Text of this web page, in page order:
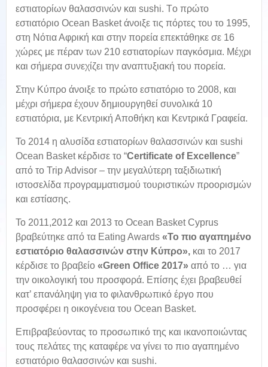
εστιατορίων θαλασσινών και sushi. Tο πρώτο
εστιατόριο Ocean Basket άνοιξε τις πόρτες του το 1995,
στη Νότια Αφρική και στην πορεία επεκτάθηκε σε 16
χώρες με πέραν των 210 εστιατορίων παγκόσμια. Μέχρι
και σήμερα συνεχίζει την αναπτυξιακή του πορεία.
Στην Κύπρο άνοιξε το πρώτο εστιατόριο το 2008, και
μέχρι σήμερα έχουν δημιουργηθεί συνολικά 10
εστιατόρια, με Κεντρική Αποθήκη και Κεντρικά Γραφεία.
Το 2014 η αλυσίδα εστιατορίων θαλασσινών και sushi
Ocean Basket κέρδισε το “Certificate of Excellence”
από το Trip Advisor – την μεγαλύτερη ταξιδιωτική
ιστοσελίδα προγραμματισμού τουριστικών προορισμών
και εστίασης.
Το 2011,2012 και 2013 το Ocean Basket Cyprus
βραβεύτηκε από τα Eating Awards «Το πιο αγαπημένο
εστιατόριο θαλασσινών στην Κύπρο», και το 2017
κέρδισε το βραβείο «Green Office 2017» από το … για
την οικολογική του προσφορά. Επίσης έχει βραβευθεί
κατ’ επανάληψη για το φιλανθρωπικό έργο που
προσφέρει η οικογένεια του Ocean Basket.
Επιβραβεύοντας το προσωπικό της και ικανοποιώντας
τους πελάτες της καταφέρε να γίνει το πιο αγαπημένο
εστιατόριο θαλασσινών και sushi.